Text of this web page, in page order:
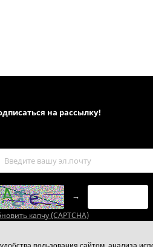
на рассылкy!
→
капчу (CAPTCHA)